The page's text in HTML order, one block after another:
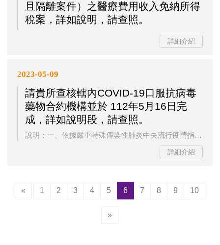
且隔離案件）之醫療費用收入免納所得
稅案，詳如說明，請查照。
詳細介紹
2023-05-09
請貴所查核轄內COVID-19口服抗病毒
藥物合約機構並於 112年5月16日完
成，詳如說明段，請查照。
說明：一、依據嚴重特殊傳染性肺炎中央流行疫情指揮中心（下稱指揮中心）112年4月28日肺中指字第1123800124號函辦理。二、由於口服抗病毒藥物(Paxlovid及Molnupiravir)為高價藥物，亦為重要防疫物資，為掌握藥物使用流向，本局前以高市衛藥字11231629300號及高市衛疾管字11231682600號函(諒達)，請開立或調劑口服抗病毒藥物之醫事機構進行去(111)年6月1日至去年12月31日期間之健保IC卡上傳與智慧防疫物資管理系統(SMIS)自主清查作業。三、經各界...
詳細介紹
« 1 2 3 4 5 6(current)
7 8 9 10
»